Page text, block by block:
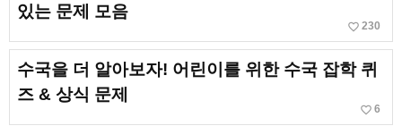
있는 문제 모음
favorite_border 230
수국을 더 알아보자! 어린이를 위한 수국 잡학 퀴
즈 & 상식 문제
favorite_border 6